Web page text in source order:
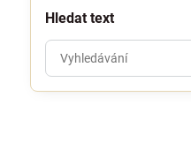
Hledat text
Prohledat
výsledky
filtru